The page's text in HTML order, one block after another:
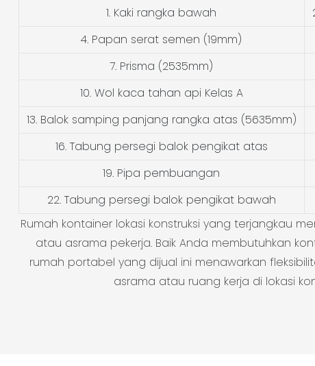
1. Kaki rangka bawah
4. Papan serat semen (19mm)
7. Prisma (2535mm)
10. Wol kaca tahan api Kelas A
13. Balok samping panjang rangka atas (5635mm)
16. Tabung persegi balok pengikat atas
19. Pipa pembuangan
22. Tabung persegi balok pengikat bawah
Rumah kontainer lokasi konstruksi yang terjangkau
atau asrama pekerja. Baik Anda membutuhkan
rumah portabel yang dijual ini menawarkan
asrama atau ruang kerja di lokasi